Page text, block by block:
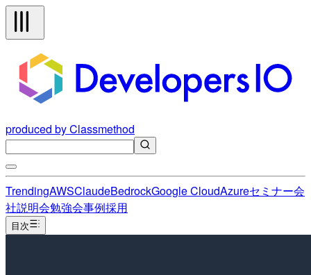
produced by Classmethod
TrendingAWSClaudeBedrockGoogle CloudAzureセミナー会
社説明会勉強会事例採用
目次